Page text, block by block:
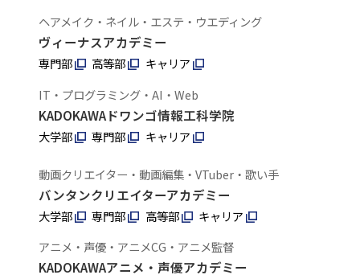
ヘアメイク・ネイル・エステ・ウエディング
ヴィーナスアカデミー
専門部 高等部
キャリア
IT・プログラミング・AI・Web
KADOKAWAドワンゴ情報工科学院
大学部 専門部 キャリア
動画クリエイター・動画編集・VTuber・歌い手
バンタンクリエイターアカデミー
大学部 専門部 高等部
キャリア
アニメ・声優・アニメCG・アニメ監督
KADOKAWAアニメ・声優アカデミー